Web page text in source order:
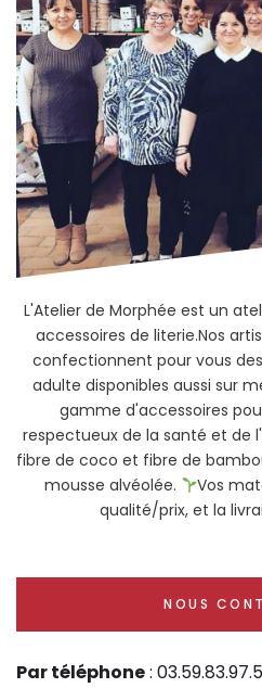
L'Atelier de Morphée est un
accessoires de literie.Nos
confectionnent pour vous
adulte disponibles aussi sur
gamme d'accessoires
respectueux de la santé et de
fibre de coco et fibre de
mousse alvéolée.
Vos
qualité/prix, et la
NOUS
Par téléphone: